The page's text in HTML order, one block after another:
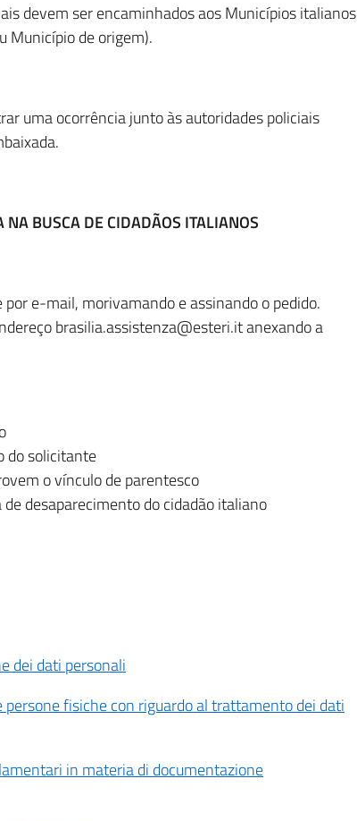
devem ser encaminhados aos Municípios italianos
Município de origem).
uma ocorrência junto às autoridades policiais
BUSCA DE CIDADÃOS ITALIANOS
e-mail, morivamando e assinando o pedido.
brasilia.assistenza@esteri.it anexando a
do solicitante
o vínculo de parentesco
desaparecimento do cidadão italiano
dei dati personali
fisiche con riguardo al trattamento dei dati
in materia di documentazione